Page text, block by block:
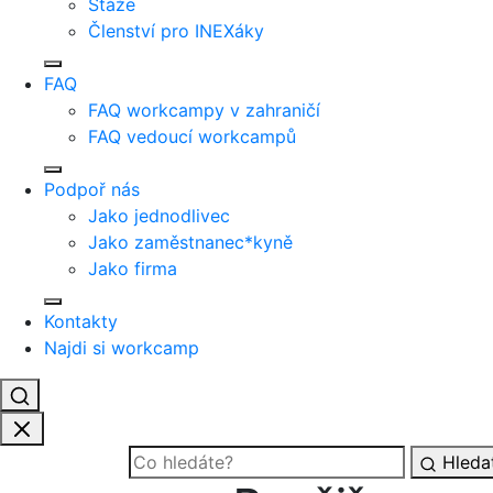
Členství pro INEXáky
FAQ
FAQ workcampy v zahraničí
FAQ vedoucí workcampů
Podpoř nás
Jako jednodlivec
Jako zaměstnanec*kyně
Jako firma
Kontakty
Najdi si workcamp